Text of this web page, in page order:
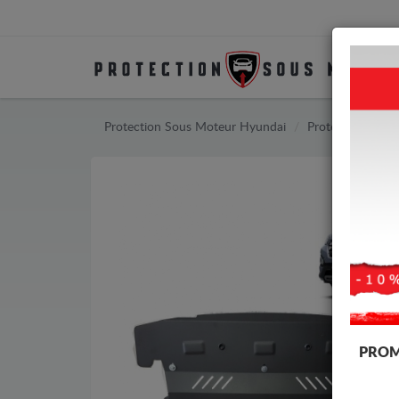
Protection Sous Moteur Hyundai Protection